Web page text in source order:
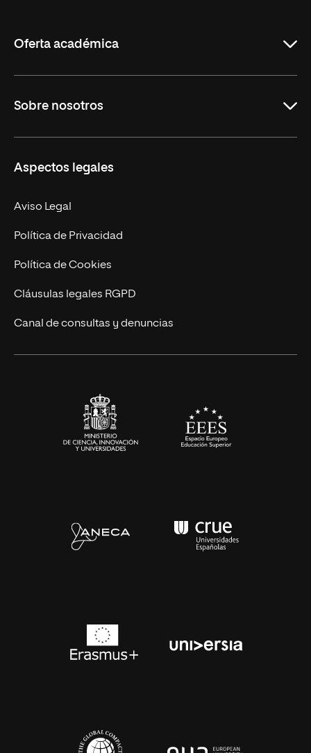
Oferta académica
Másteres Oficiales
Másteres Propios
Doctorados
Experto Universitario
Postgrados
Cursos Universitarios
Sobre nosotros
Facultades
Nuestro Equipo
Trabaja en UNIR
Actualidad
UNIR Revista
Eventos
Aspectos legales
Aviso Legal
Política de Privacidad
Política de Cookies
Cláusulas legales RGPD
Canal de consultas y denuncias